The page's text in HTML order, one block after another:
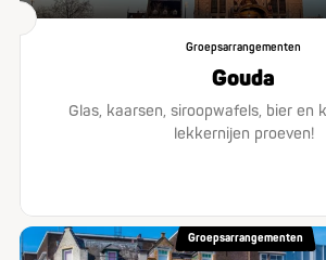
Groepsarrangementen
Gouda
Glas, kaarsen, siroopwafels, bier en
lekkernijen proeven!
Groepsarrangementen